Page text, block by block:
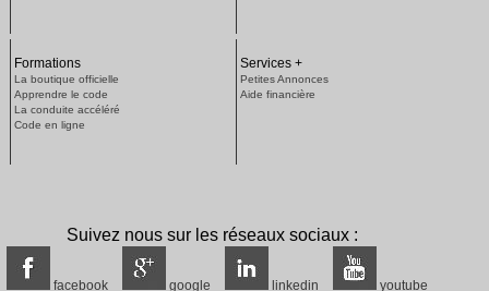
Formations
La boutique officielle
Apprendre le code
La conduite accéléré
Code en ligne
Services +
Petites Annonces
Aide financière
Suivez nous sur les réseaux sociaux :
facebook google linkedin youtube